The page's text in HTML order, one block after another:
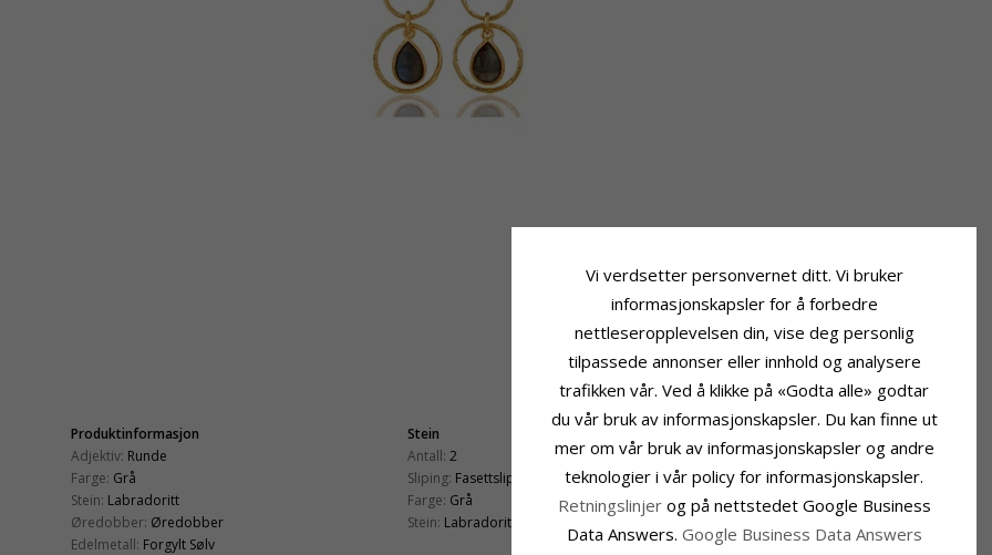
Produktinformasjon
Adjektiv: Runde
Farge: Grå
Stein: Labradoritt
Øredobber: Øredobber
Edelmetall: Forgylt Sølv
Stein
Antall: 2
Sliping: Fasettslipt
Farge: Grå
Stein: Labradoritt
Størrelse
Høyde Inkl. Krok:41,0 mm
Bredde:17,0 mm
Vi verdsetter personvernet ditt. Vi bruker
informasjonskapsler for å forbedre
nettleseropplevelsen din, vise deg personlig
tilpassede annonser eller innhold og analysere
trafikken vår. Ved å klikke på «Godta alle» godtar
du vår bruk av informasjonskapsler. Du kan finne ut
mer om vår bruk av informasjonskapsler og andre
teknologier i vår policy for informasjonskapsler.
Retningslinjer og på nettstedet Google Business
Data Answers. Google Business Data Answers